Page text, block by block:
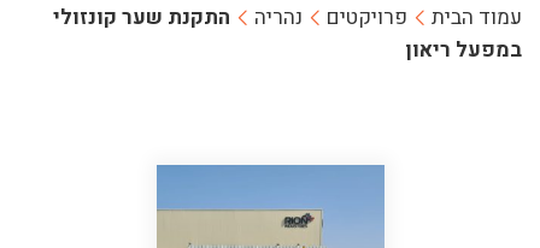
עמוד הבית פרויקטים נהריה
התקנת שער קונזולי
במפעל ריאון